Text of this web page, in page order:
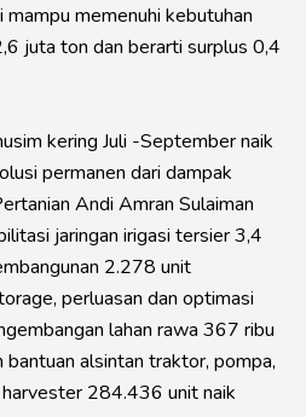
memenuhi kebutuhan
juta ton dan berarti surplus 0,4
kering Juli -September naik
permanen dari dampak
Andi Amran Sulaiman
jaringan irigasi tersier 3,4
2.278 unit
perluasan dan optimasi
lahan rawa 367 ribu
alsintan traktor, pompa,
284.436 unit naik